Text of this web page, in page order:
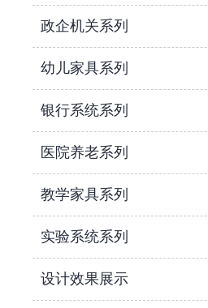
政企机关系列
幼儿家具系列
银行系统系列
医院养老系列
教学家具系列
实验系统系列
设计效果展示